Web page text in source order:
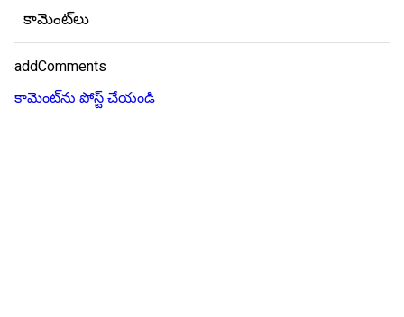
కామెంట్‌లు
addComments
కామెంట్‌ను పోస్ట్ చేయండి